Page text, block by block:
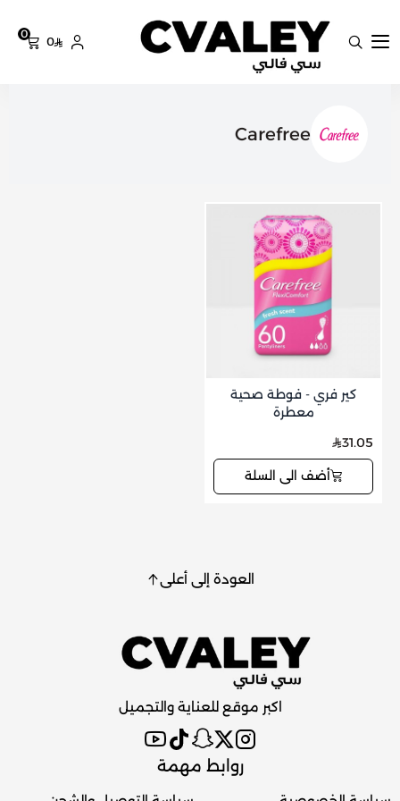
سي فالي
0
0
Carefree
كير فري - فوطة صحية
معطرة
31.05
أضف الى السلة
العودة إلى أعلى
اكبر موقع للعناية والتجميل
روابط مهمة